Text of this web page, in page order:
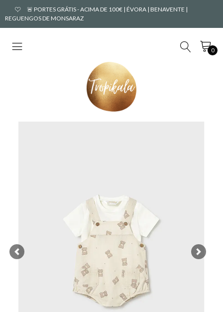
🚨 PORTES GRÁTIS - ACIMA DE 100€ | ÉVORA | BENAVENTE |
REGUENGOS DE MONSARAZ
0
Previous Next